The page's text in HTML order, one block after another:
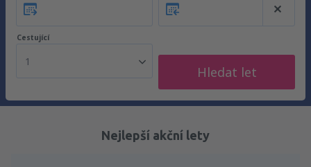
Cestující
1
Hledat let
Nejlepší akční lety